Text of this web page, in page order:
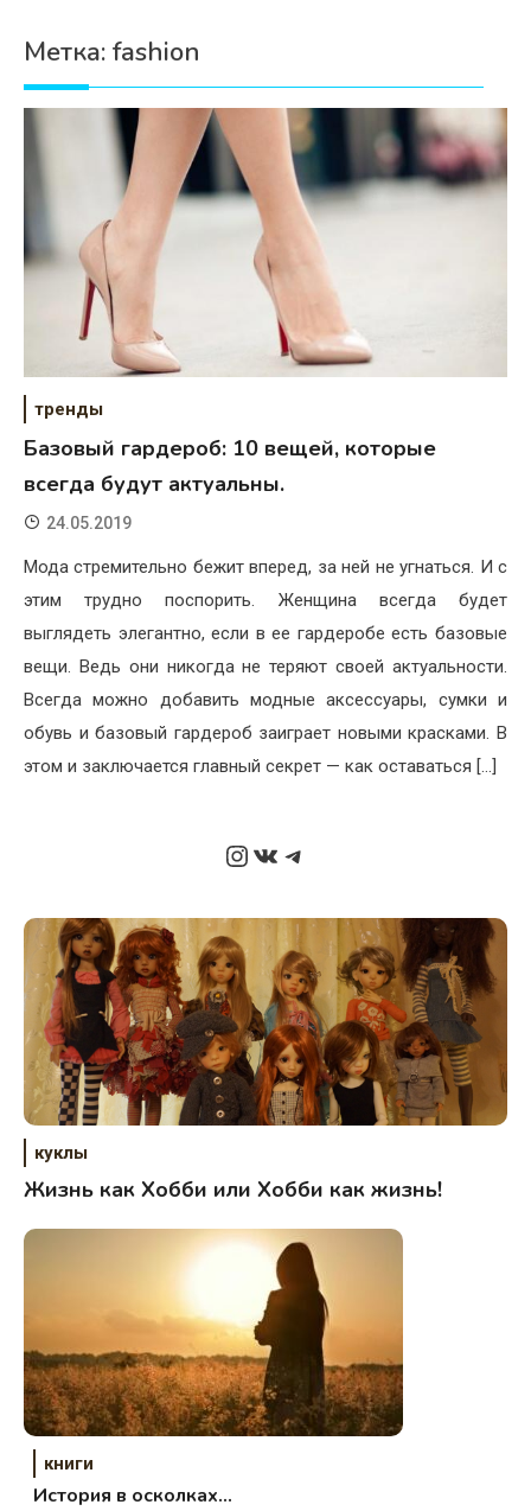
Дети
Свадьба
Хобби
Красота
Недвижимость
Метка: fashion
тренды
Базовый гардероб: 10 вещей, которые
всегда будут актуальны.
24.05.2019
Мода стремительно бежит вперед, за ней не угнаться. И с
этим трудно поспорить. Женщина всегда будет
выглядеть элегантно, если в ее гардеробе есть базовые
вещи. Ведь они никогда не теряют своей актуальности.
Всегда можно добавить модные аксессуары, сумки и
обувь и базовый гардероб заиграет новыми красками. В
этом и заключается главный секрет — как оставаться […]
Instagram
ВКонтакте
Telegram
куклы
Жизнь как Хобби или Хобби как жизнь!
книги
История в осколках…